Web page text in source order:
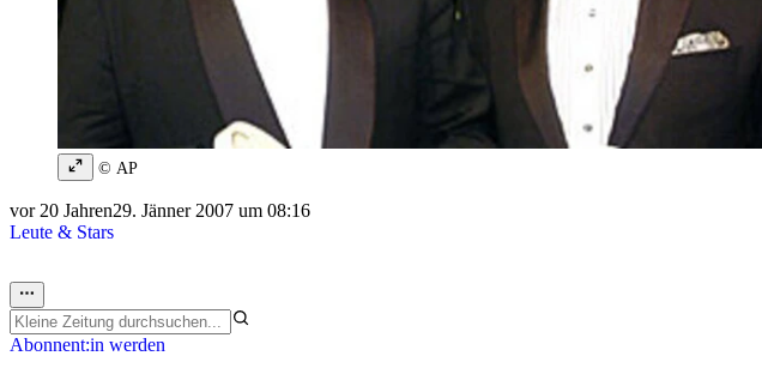
© AP
vor 20 Jahren29. Jänner 2007 um 08:16
Leute & Stars
Abonnent:in werden